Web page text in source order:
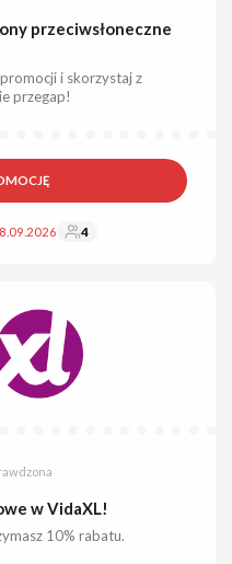
przeciwsłoneczne
i skorzystaj z
przegap!
4
w VidaXL!
10% rabatu.